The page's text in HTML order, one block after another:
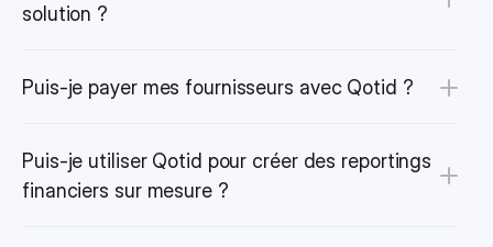
solution ?
Puis-je payer mes fournisseurs avec Qotid ?
Puis-je utiliser Qotid pour créer des reportings
financiers sur mesure ?